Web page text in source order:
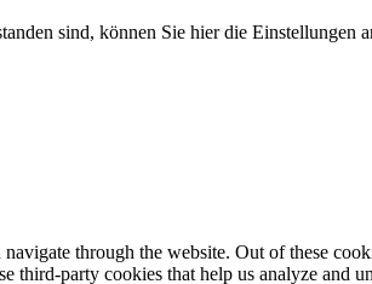
sind, können Sie hier die Einstellungen
through the website. Out of these
third-party cookies that help us analyze